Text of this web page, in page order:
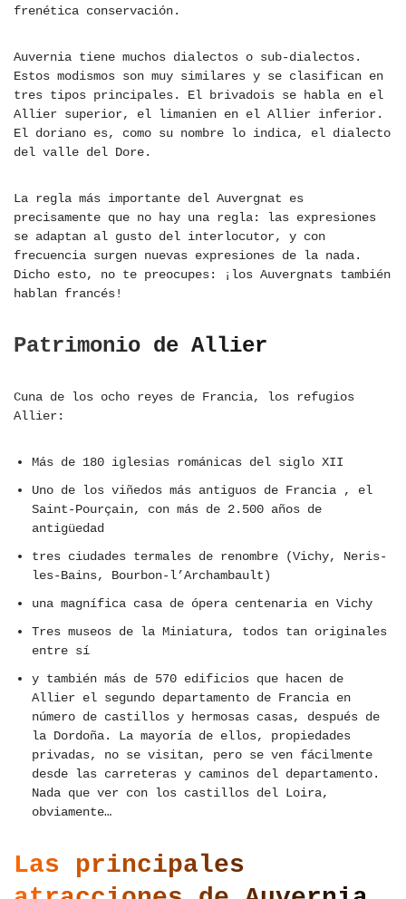
frenética conservación.
Auvernia tiene muchos dialectos o sub-dialectos.
Estos modismos son muy similares y se clasifican en
tres tipos principales. El brivadois se habla en el
Allier superior, el limanien en el Allier inferior.
El doriano es, como su nombre lo indica, el dialecto
del valle del Dore.
La regla más importante del Auvergnat es
precisamente que no hay una regla: las expresiones
se adaptan al gusto del interlocutor, y con
frecuencia surgen nuevas expresiones de la nada.
Dicho esto, no te preocupes: ¡los Auvergnats también
hablan francés!
Patrimonio de Allier
Cuna de los ocho reyes de Francia, los refugios
Allier:
Más de 180 iglesias románicas del siglo XII
Uno de los viñedos más antiguos de Francia , el
Saint-Pourçain, con más de 2.500 años de
antigüedad
tres ciudades termales de renombre (Vichy, Neris-
les-Bains, Bourbon-l’Archambault)
una magnífica casa de ópera centenaria en Vichy
Tres museos de la Miniatura, todos tan originales
entre sí
y también más de 570 edificios que hacen de
Allier el segundo departamento de Francia en
número de castillos y hermosas casas, después de
la Dordoña. La mayoría de ellos, propiedades
privadas, no se visitan, pero se ven fácilmente
desde las carreteras y caminos del departamento.
Nada que ver con los castillos del Loira,
obviamente…
Las principales